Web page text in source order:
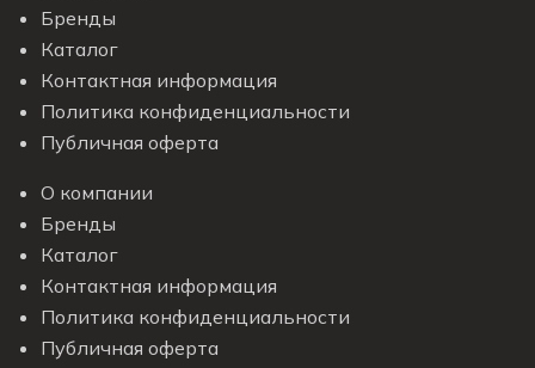
Бренды
Каталог
Контактная информация
Политика конфиденциальности
Публичная оферта
О компании
Бренды
Каталог
Контактная информация
Политика конфиденциальности
Публичная оферта